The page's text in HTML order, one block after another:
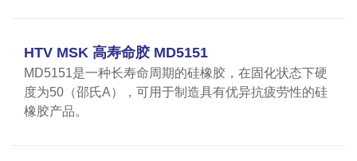
HTV MSK 高寿命胶 MD5151
MD5151是一种长寿命周期的硅橡胶，在固化状态下硬
度为50（邵氏A），可用于制造具有优异抗疲劳性的硅
橡胶产品。